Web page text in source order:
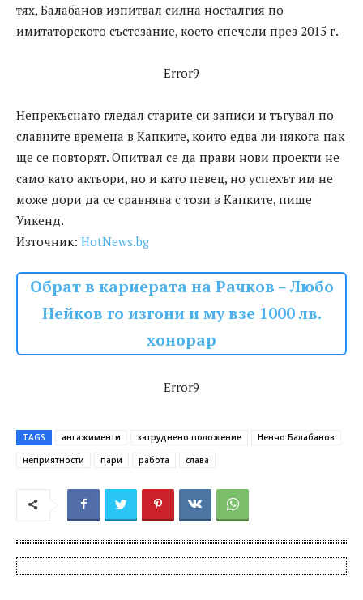
тях, Балабанов изпитвал силна носталгия по
имитаторското състезание, което спечели през 2015 г.
Error9
Непрекъснато гледал старите си записи и тъгувал по
славните времена в Капките, които едва ли някога пак
ще се повторят. Опитвал се да прави нови проекти не
само като актьори, но и като певец, но успехът им не
може дори да се сравнява с този в Капките, пише
Уикенд.
Източник: HotNews.bg
Обрат в кариерата на Рачков – Любо
Нейков го изгони и му взе 1000 лв.
хонорар
Error9
TAGS ангажименти затруднено положение
Ненчо Балабанов
неприятности
пари работа слава